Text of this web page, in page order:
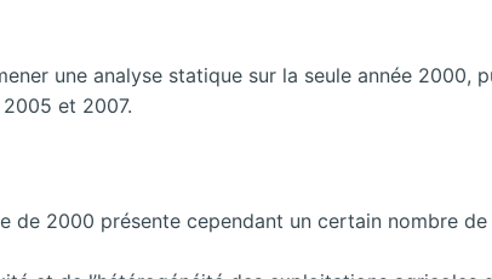
une analyse statique sur la seule année 2000,
et 2007.
de 2000 présente cependant un certain nombre de